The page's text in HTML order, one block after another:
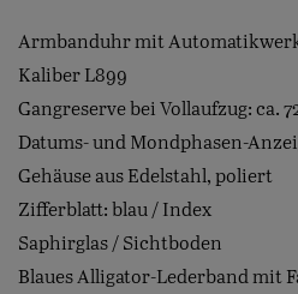
Armbanduhr mit
Kaliber L899
Gangreserve bei Vollaufzug: ca.
Datums- und Mondphasen-
Gehäuse aus Edelstahl, poliert
Zifferblatt: blau / Index
Saphirglas / Sichtboden
Blaues Alligator-Lederband mit